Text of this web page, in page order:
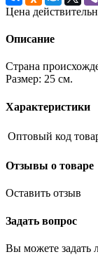
Цена
Описание
Страна
Размер: 25 см.
Характеристики
Оптовый код
Отзывы о товаре
Оставить отзыв
Задать вопрос
Вы можете задать